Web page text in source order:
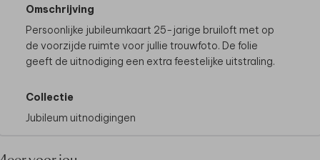
Omschrijving
Persoonlijke jubileumkaart 25-jarige bruiloft met op
de voorzijde ruimte voor jullie trouwfoto. De folie
geeft de uitnodiging een extra feestelijke uitstraling.
Collectie
Jubileum uitnodigingen